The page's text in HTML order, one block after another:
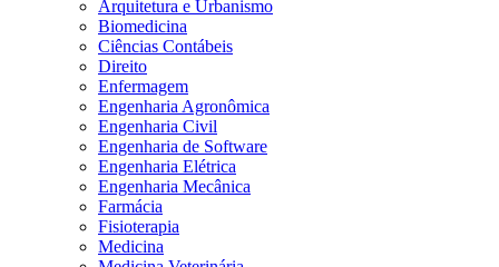
Arquitetura e Urbanismo
Biomedicina
Ciências Contábeis
Direito
Enfermagem
Engenharia Agronômica
Engenharia Civil
Engenharia de Software
Engenharia Elétrica
Engenharia Mecânica
Farmácia
Fisioterapia
Medicina